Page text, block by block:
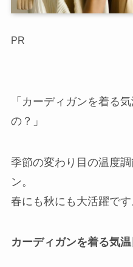
PR
「カーディガンを着る
の？」
季節の変わり目の温度
ン。
春にも秋にも大活躍です
カーディガンを着る気